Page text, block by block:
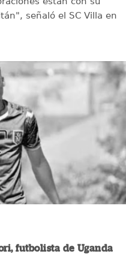
señaló el SC Villa en
futbolista de Uganda